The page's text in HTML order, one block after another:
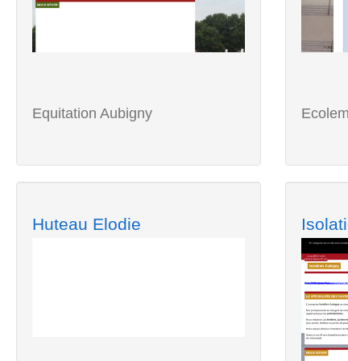
Equitation Aubigny
Huteau Elodie